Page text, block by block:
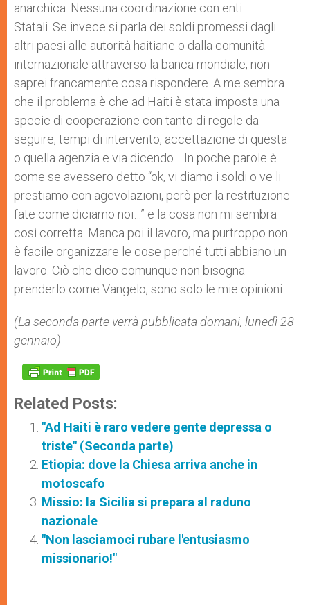
anarchica. Nessuna coordinazione con enti
Statali. Se invece si parla dei soldi promessi dagli
altri paesi alle autorità haitiane o dalla comunità
internazionale attraverso la banca mondiale, non
saprei francamente cosa rispondere. A me sembra
che il problema è che ad Haiti è stata imposta una
specie di cooperazione con tanto di regole da
seguire, tempi di intervento, accettazione di questa
o quella agenzia e via dicendo… In poche parole è
come se avessero detto “ok, vi diamo i soldi o ve li
prestiamo con agevolazioni, però per la restituzione
fate come diciamo noi…” e la cosa non mi sembra
così corretta. Manca poi il lavoro, ma purtroppo non
è facile organizzare le cose perché tutti abbiano un
lavoro. Ciò che dico comunque non bisogna
prenderlo come Vangelo, sono solo le mie opinioni…
(La seconda parte verrà pubblicata domani, lunedì 28
gennaio)
Related Posts:
"Ad Haiti è raro vedere gente depressa o
triste" (Seconda parte)
Etiopia: dove la Chiesa arriva anche in
motoscafo
Missio: la Sicilia si prepara al raduno
nazionale
"Non lasciamoci rubare l'entusiasmo
missionario!"